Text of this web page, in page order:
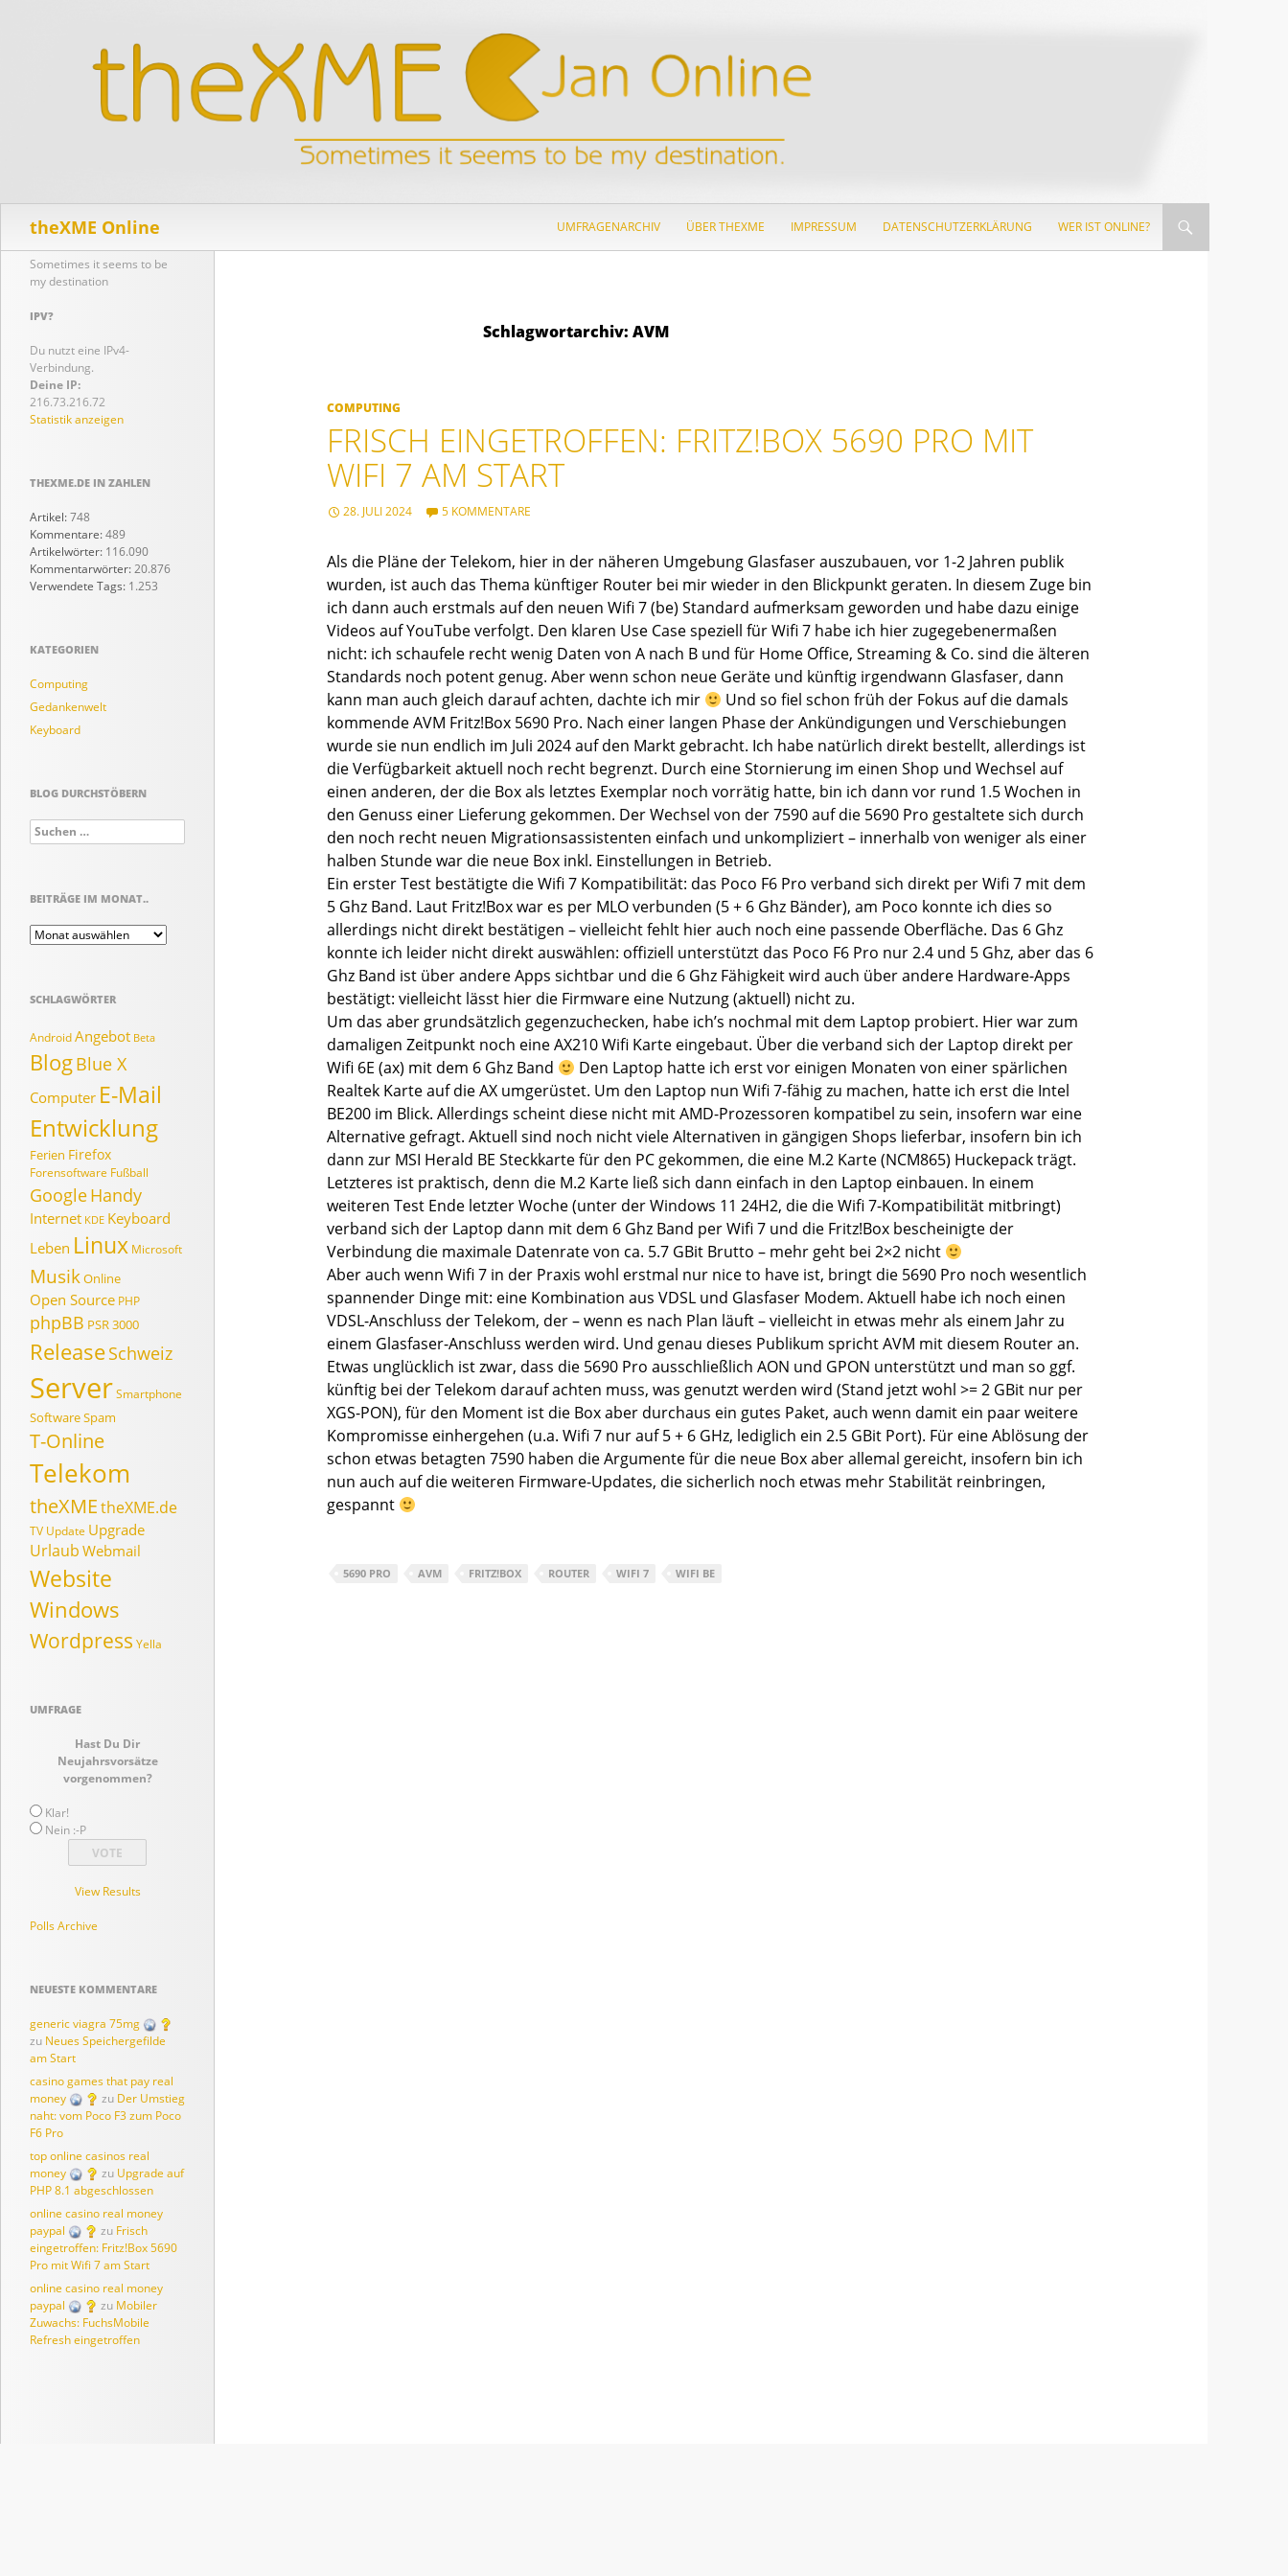
theXME Online
UMFRAGENARCHIV
ÜBER THEXME IMPRESSUM DATENSCHUTZERKLÄRUNG WER IST ONLINE?
Schlagwortarchiv: AVM
COMPUTING
FRISCH EINGETROFFEN: FRITZ!BOX 5690 PRO MIT
WIFI 7 AM START
28. JULI 2024 5 KOMMENTARE
Als die Pläne der Telekom, hier in der näheren Umgebung Glasfaser auszubauen, vor 1-2 Jahren publik
wurden, ist auch das Thema künftiger Router bei mir wieder in den Blickpunkt geraten. In diesem Zuge bin
ich dann auch erstmals auf den neuen Wifi 7 (be) Standard aufmerksam geworden und habe dazu einige
Videos auf YouTube verfolgt. Den klaren Use Case speziell für Wifi 7 habe ich hier zugegebenermaßen
nicht: ich schaufele recht wenig Daten von A nach B und für Home Office, Streaming & Co. sind die älteren
Standards noch potent genug. Aber wenn schon neue Geräte und künftig irgendwann Glasfaser, dann
kann man auch gleich darauf achten, dachte ich mir
Und so fiel schon früh der Fokus auf die damals
kommende AVM Fritz!Box 5690 Pro. Nach einer langen Phase der Ankündigungen und Verschiebungen
wurde sie nun endlich im Juli 2024 auf den Markt gebracht. Ich habe natürlich direkt bestellt, allerdings ist
die Verfügbarkeit aktuell noch recht begrenzt. Durch eine Stornierung im einen Shop und Wechsel auf
einen anderen, der die Box als letztes Exemplar noch vorrätig hatte, bin ich dann vor rund 1.5 Wochen in
den Genuss einer Lieferung gekommen. Der Wechsel von der 7590 auf die 5690 Pro gestaltete sich durch
den noch recht neuen Migrationsassistenten einfach und unkompliziert – innerhalb von weniger als einer
halben Stunde war die neue Box inkl. Einstellungen in Betrieb.
Ein erster Test bestätigte die Wifi 7 Kompatibilität: das Poco F6 Pro verband sich direkt per Wifi 7 mit dem
5 Ghz Band. Laut Fritz!Box war es per MLO verbunden (5 + 6 Ghz Bänder), am Poco konnte ich dies so
allerdings nicht direkt bestätigen – vielleicht fehlt hier auch noch eine passende Oberfläche. Das 6 Ghz
konnte ich leider nicht direkt auswählen: offiziell unterstützt das Poco F6 Pro nur 2.4 und 5 Ghz, aber das 6
Ghz Band ist über andere Apps sichtbar und die 6 Ghz Fähigkeit wird auch über andere Hardware-Apps
bestätigt: vielleicht lässt hier die Firmware eine Nutzung (aktuell) nicht zu.
Um das aber grundsätzlich gegenzuchecken, habe ich’s nochmal mit dem Laptop probiert. Hier war zum
damaligen Zeitpunkt noch eine AX210 Wifi Karte eingebaut. Über die verband sich der Laptop direkt per
Wifi 6E (ax) mit dem 6 Ghz Band
Den Laptop hatte ich erst vor einigen Monaten von einer spärlichen
Realtek Karte auf die AX umgerüstet. Um den Laptop nun Wifi 7-fähig zu machen, hatte ich erst die Intel
BE200 im Blick. Allerdings scheint diese nicht mit AMD-Prozessoren kompatibel zu sein, insofern war eine
Alternative gefragt. Aktuell sind noch nicht viele Alternativen in gängigen Shops lieferbar, insofern bin ich
dann zur MSI Herald BE Steckkarte für den PC gekommen, die eine M.2 Karte (NCM865) Huckepack trägt.
Letzteres ist praktisch, denn die M.2 Karte ließ sich dann einfach in den Laptop einbauen. In einem
weiteren Test Ende letzter Woche (unter der Windows 11 24H2, die die Wifi 7-Kompatibilität mitbringt)
verband sich der Laptop dann mit dem 6 Ghz Band per Wifi 7 und die Fritz!Box bescheinigte der
Verbindung die maximale Datenrate von ca. 5.7 GBit Brutto – mehr geht bei 2×2 nicht
Aber auch wenn Wifi 7 in der Praxis wohl erstmal nur nice to have ist, bringt die 5690 Pro noch wesentlich
spannender Dinge mit: eine Kombination aus VDSL und Glasfaser Modem. Aktuell habe ich noch einen
VDSL-Anschluss der Telekom, der – wenn es nach Plan läuft – vielleicht in etwas mehr als einem Jahr zu
einem Glasfaser-Anschluss werden wird. Und genau dieses Publikum spricht AVM mit diesem Router an.
Etwas unglücklich ist zwar, dass die 5690 Pro ausschließlich AON und GPON unterstützt und man so ggf.
künftig bei der Telekom darauf achten muss, was genutzt werden wird (Stand jetzt wohl >= 2 GBit nur per
XGS-PON), für den Moment ist die Box aber durchaus ein gutes Paket, auch wenn damit ein paar weitere
Kompromisse einhergehen (u.a. Wifi 7 nur auf 5 + 6 GHz, lediglich ein 2.5 GBit Port). Für eine Ablösung der
schon etwas betagten 7590 haben die Argumente für die neue Box aber allemal gereicht, insofern bin ich
nun auch auf die weiteren Firmware-Updates, die sicherlich noch etwas mehr Stabilität reinbringen,
gespannt
5690 PRO AVM FRITZ!BOX ROUTER WIFI 7 WIFI BE
Sometimes it seems to be
my destination
IPV?
Du nutzt eine IPv4-
Verbindung.
Deine IP:
216.73.216.72
Statistik anzeigen
THEXME.DE IN ZAHLEN
Artikel:748
Kommentare:489
Artikelwörter: 116.090
Kommentarwörter:20.876
Verwendete Tags: 1.253
KATEGORIEN
Computing
Gedankenwelt
Keyboard
BLOG DURCHSTÖBERN
Suchen
nach:
BEITRÄGE IM MONAT..
Beiträge
im
SCHLAGWÖRTER
Android Angebot Beta
BlogBlue X
Computer E-Mail
Entwicklung
Ferien Firefox
Forensoftware Fußball
GoogleHandy
Internet KDE Keyboard
Leben Linux Microsoft
MusikOnline
Open Source PHP
phpBB PSR 3000
ReleaseSchweiz
ServerSmartphone
SoftwareSpam
T-Online
Telekom
theXMEtheXME.de
TV Update Upgrade
Urlaub Webmail
Website
Windows
Wordpress Yella
UMFRAGE
Hast Du Dir
Neujahrsvorsätze
vorgenommen?
Klar!
Nein :-P
View Results
Polls Archive
NEUESTE KOMMENTARE
generic viagra 75mg
zu Neues Speichergefilde
am Start
casino games that pay real
money
zu Der Umstieg
naht: vom Poco F3 zum Poco
F6 Pro
top online casinos real
money
zu Upgrade auf
PHP 8.1 abgeschlossen
online casino real money
paypal
zu Frisch
eingetroffen: Fritz!Box 5690
Pro mit Wifi 7 am Start
online casino real money
paypal
zu Mobiler
Zuwachs: FuchsMobile
Refresh eingetroffen